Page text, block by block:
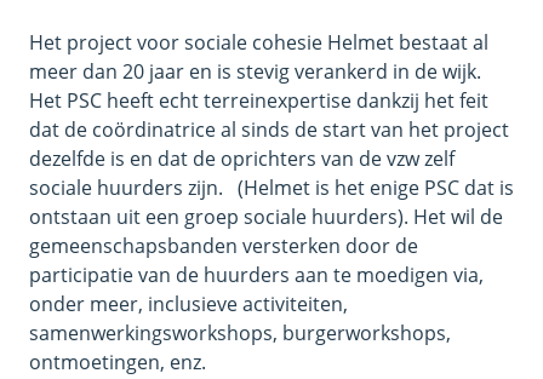
Het project voor sociale cohesie Helmet bestaat al
meer dan 20 jaar en is stevig verankerd in de wijk.
Het PSC heeft echt terreinexpertise dankzij het feit
dat de coördinatrice al sinds de start van het project
dezelfde is en dat de oprichters van de vzw zelf
sociale huurders zijn. (Helmet is het enige PSC dat is
ontstaan uit een groep sociale huurders). Het wil de
gemeenschapsbanden versterken door de
participatie van de huurders aan te moedigen via,
onder meer, inclusieve activiteiten,
samenwerkingsworkshops, burgerworkshops,
ontmoetingen, enz.